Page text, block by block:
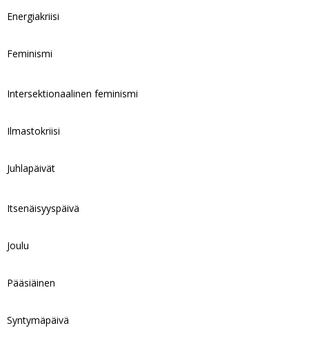
Energiakriisi
Feminismi
Intersektionaalinen feminismi
Ilmastokriisi
Juhlapäivät
Itsenäisyyspäivä
Joulu
Pääsiäinen
Syntymäpäivä